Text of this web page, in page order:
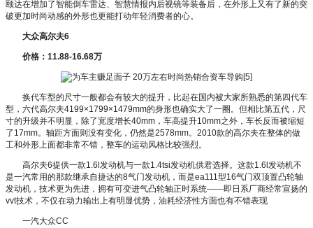
颐达在增加了智能倒车雷达、智慧情报内后视镜等装备后，在外形上又有了新的突
破更加时尚动感的外形也更能打动年轻消费者的心。
大众高尔夫6
价格：11.88-16.68万
换代车型的尺寸一般都会有较大的提升，比起在国内被大家所熟悉的第四代车
型，六代高尔夫4199×1799×1479mm的身形也确实大了一圈。但相比第五代，尺
寸的升级并不明显，除了宽度增长40mm，车高提升10mm之外，车长反而被缩短
了17mm。轴距方面则没有变化，仍然是2578mm。2010款的高尔夫在整体的做
工和外形上面都非常不错，整车的运动风格比较强烈。
高尔夫6提供一款1.6l发动机与一款1.4tsi发动机供君选择。这款1.6l发动机不
是一汽常用的那款继承自捷达的8气门发动机，而是ea111型16气门双顶置凸轮轴
发动机，技术更为先进，拥有可变进气凸轮轴正时系统——即日系厂商经常宣扬的
vvt技术，不仅在动力输出上有明显优势，油耗经济性方面也有不错表现
一汽大众CC